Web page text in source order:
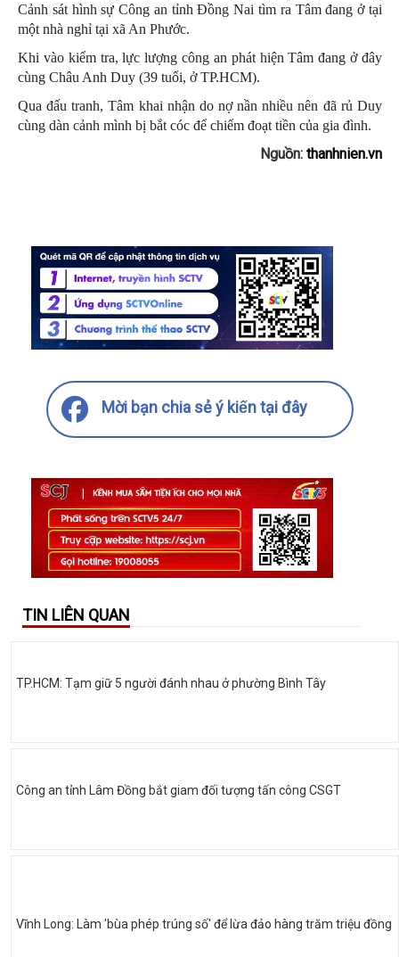
Cảnh sát hình sự Công an tỉnh Đồng Nai tìm ra Tâm đang ở tại
một nhà nghỉ tại xã An Phước.
Khi vào kiểm tra, lực lượng công an phát hiện Tâm đang ở đây
cùng Châu Anh Duy (39 tuổi, ở TP.HCM).
Qua đấu tranh, Tâm khai nhận do nợ nần nhiều nên đã rủ Duy
cùng dàn cảnh mình bị bắt cóc để chiếm đoạt tiền của gia đình.
Nguồn: thanhnien.vn
Mời bạn chia sẻ ý kiến tại đây
TIN LIÊN QUAN
TP.HCM: Tạm giữ 5 người đánh nhau ở phường Bình Tây
Công an tỉnh Lâm Đồng bắt giam đối tượng tấn công CSGT
Vĩnh Long: Làm 'bùa phép trúng số' để lừa đảo hàng trăm triệu đồng